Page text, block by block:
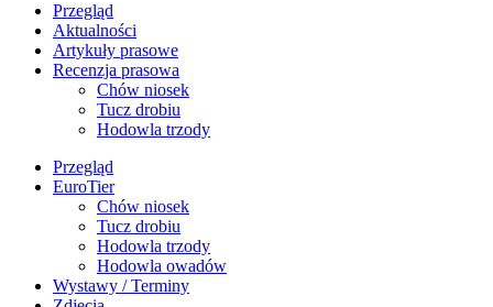
Przegląd
Aktualności
Artykuły prasowe
Recenzja prasowa
Chów niosek
Tucz drobiu
Hodowla trzody
Przegląd
EuroTier
Chów niosek
Tucz drobiu
Hodowla trzody
Hodowla owadów
Wystawy / Terminy